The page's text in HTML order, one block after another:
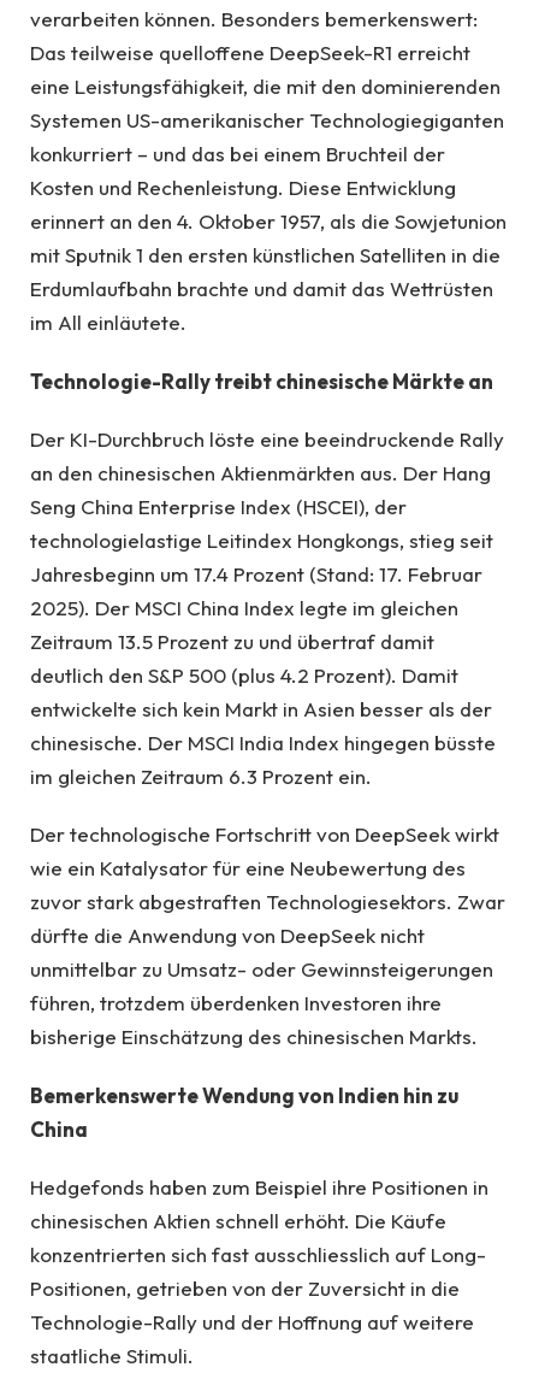
verarbeiten können. Besonders bemerkenswert:
Das teilweise quelloffene DeepSeek-R1 erreicht
eine Leistungsfähigkeit, die mit den dominierenden
Systemen US-amerikanischer Technologiegiganten
konkurriert – und das bei einem Bruchteil der
Kosten und Rechenleistung. Diese Entwicklung
erinnert an den 4. Oktober 1957, als die Sowjetunion
mit Sputnik 1 den ersten künstlichen Satelliten in die
Erdumlaufbahn brachte und damit das Wettrüsten
im All einläutete.
Technologie-Rally treibt chinesische Märkte an
Der KI-Durchbruch löste eine beeindruckende Rally
an den chinesischen Aktienmärkten aus. Der Hang
Seng China Enterprise Index (HSCEI), der
technologielastige Leitindex Hongkongs, stieg seit
Jahresbeginn um 17.4 Prozent (Stand: 17. Februar
2025). Der MSCI China Index legte im gleichen
Zeitraum 13.5 Prozent zu und übertraf damit
deutlich den S&P 500 (plus 4.2 Prozent). Damit
entwickelte sich kein Markt in Asien besser als der
chinesische. Der MSCI India Index hingegen büsste
im gleichen Zeitraum 6.3 Prozent ein.
Der technologische Fortschritt von DeepSeek wirkt
wie ein Katalysator für eine Neubewertung des
zuvor stark abgestraften Technologiesektors. Zwar
dürfte die Anwendung von DeepSeek nicht
unmittelbar zu Umsatz- oder Gewinnsteigerungen
führen, trotzdem überdenken Investoren ihre
bisherige Einschätzung des chinesischen Markts.
Bemerkenswerte Wendung von Indien hin zu
China
Hedgefonds haben zum Beispiel ihre Positionen in
chinesischen Aktien schnell erhöht. Die Käufe
konzentrierten sich fast ausschliesslich auf Long-
Positionen, getrieben von der Zuversicht in die
Technologie-Rally und der Hoffnung auf weitere
staatliche Stimuli.